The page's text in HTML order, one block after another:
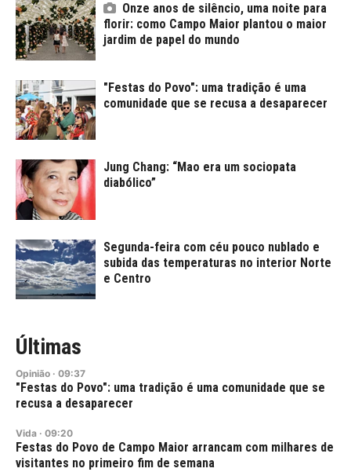
Onze anos de silêncio, uma noite para
florir: como Campo Maior plantou o maior
jardim de papel do mundo
"Festas do Povo": uma tradição é uma
comunidade que se recusa a desaparecer
Jung Chang: “Mao era um sociopata
diabólico”
Segunda-feira com céu pouco nublado e
subida das temperaturas no interior Norte
e Centro
Últimas
Opinião · 09:37
"Festas do Povo": uma tradição é uma comunidade que se
recusa a desaparecer
Vida · 09:20
Festas do Povo de Campo Maior arrancam com milhares de
visitantes no primeiro fim de semana